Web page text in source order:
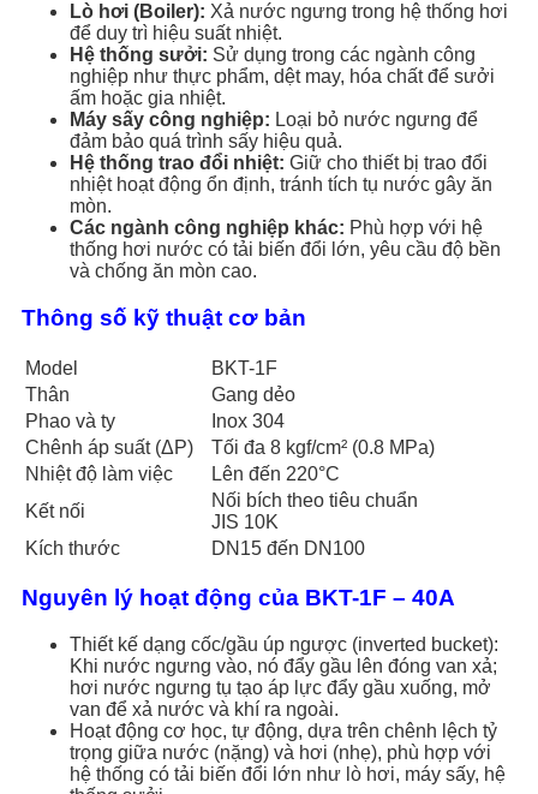
Lò hơi (Boiler): Xả nước ngưng trong hệ thống hơi
để duy trì hiệu suất nhiệt.
Hệ thống sưởi: Sử dụng trong các ngành công
nghiệp như thực phẩm, dệt may, hóa chất để sưởi
ấm hoặc gia nhiệt.
Máy sấy công nghiệp: Loại bỏ nước ngưng để
đảm bảo quá trình sấy hiệu quả.
Hệ thống trao đổi nhiệt: Giữ cho thiết bị trao đổi
nhiệt hoạt động ổn định, tránh tích tụ nước gây ăn
mòn.
Các ngành công nghiệp khác: Phù hợp với hệ
thống hơi nước có tải biến đổi lớn, yêu cầu độ bền
và chống ăn mòn cao.
Thông số kỹ thuật cơ bản
Model
BKT-1F
Thân
Gang dẻo
Phao và ty
Inox 304
Chênh áp suất (ΔP)
Tối đa 8 kgf/cm² (0.8 MPa)
Nhiệt độ làm việc
Lên đến 220°C
Kết nối
Nối bích theo tiêu chuẩn
JIS 10K
Kích thước
DN15 đến DN100
Nguyên lý hoạt động của BKT-1F – 40A
Thiết kế dạng cốc/gầu úp ngược (inverted bucket):
Khi nước ngưng vào, nó đẩy gầu lên đóng van xả;
hơi nước ngưng tụ tạo áp lực đẩy gầu xuống, mở
van để xả nước và khí ra ngoài.
Hoạt động cơ học, tự động, dựa trên chênh lệch tỷ
trọng giữa nước (nặng) và hơi (nhẹ), phù hợp với
hệ thống có tải biến đổi lớn như lò hơi, máy sấy, hệ